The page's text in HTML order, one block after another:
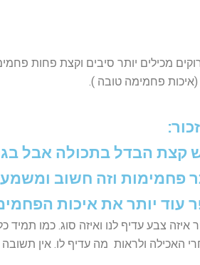
מכילים יותר סיבים וקצת פחות
(איכות פחמימה טובה ).
קצת הבדל בתכולה אבל
פחמימות וזה חשוב
עוד יותר את איכות
איזה צבע עדיף לנו ואיזה סוג. כמו תמיד
האכילה ולראות מה עדיף לו. אין